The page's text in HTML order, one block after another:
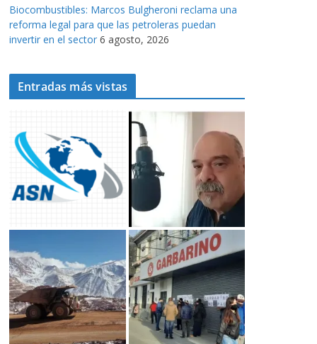
Biocombustibles: Marcos Bulgheroni reclama una
reforma legal para que las petroleras puedan
invertir en el sector 6 agosto, 2026
Entradas más vistas